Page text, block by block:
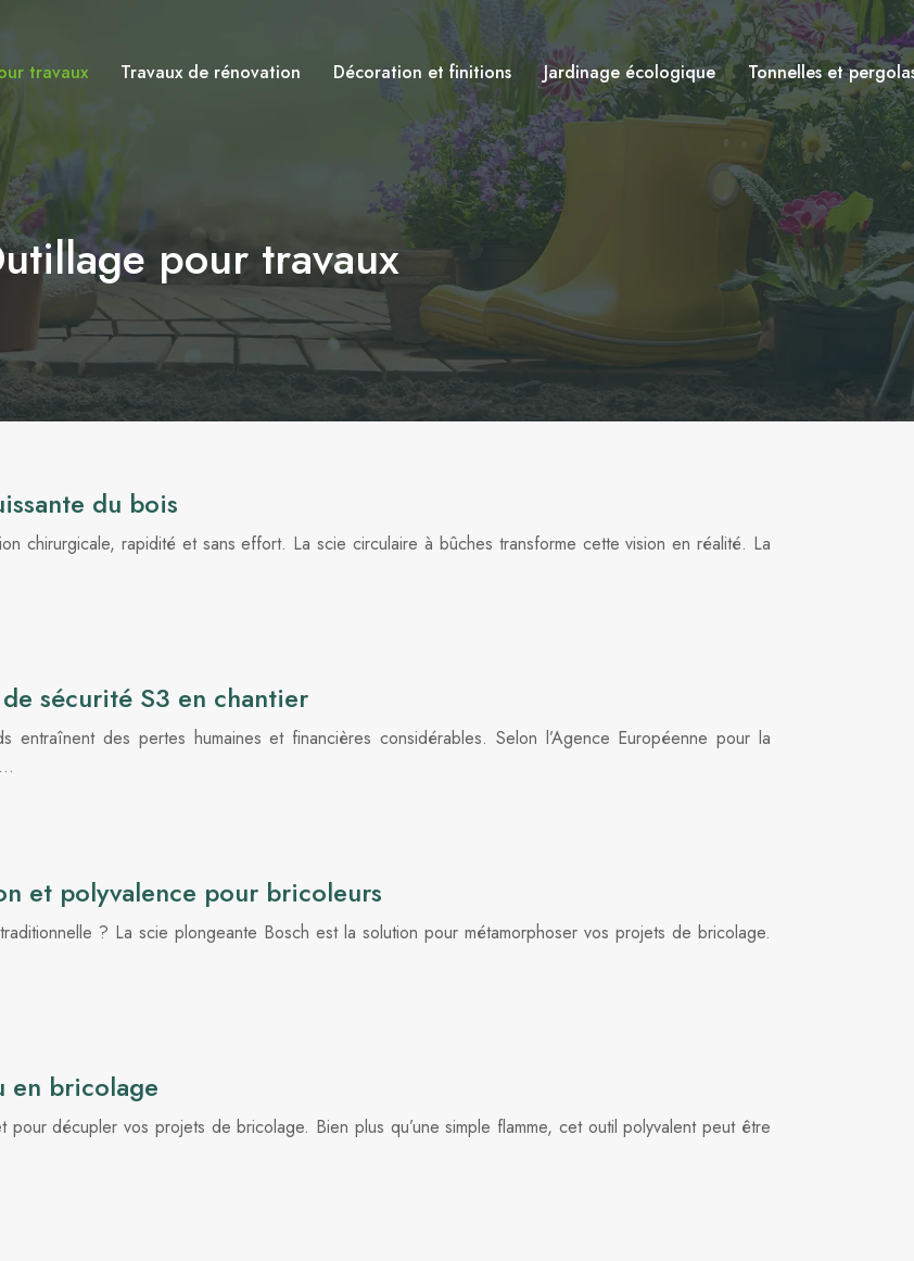
travaux Travaux de rénovation Décoration et finitions Jardinage écologique Tonnelles et
pour travaux
du bois
chirurgicale, rapidité et sans effort. La scie circulaire à bûches transforme cette vision en réalité. La
sécurité S3 en chantier
entraînent des pertes humaines et financières considérables. Selon l’Agence Européenne pour la
et polyvalence pour bricoleurs
? La scie plongeante Bosch est la solution pour métamorphoser vos projets de bricolage.
en bricolage
pour décupler vos projets de bricolage. Bien plus qu’une simple flamme, cet outil polyvalent peut être